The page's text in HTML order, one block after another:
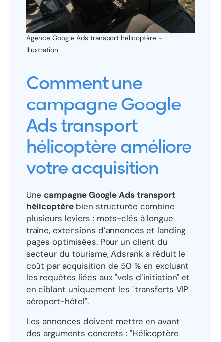
Agence Google Ads transport hélicoptère –
illustration
Comment une
campagne Google
Ads transport
hélicoptère améliore
votre acquisition
Une campagne Google Ads transport
hélicoptère bien structurée combine
plusieurs leviers : mots-clés à longue
traîne, extensions d’annonces et landing
pages optimisées. Pour un client du
secteur du tourisme, Adsrank a réduit le
coût par acquisition de 50 % en excluant
les requêtes liées aux "vols d’initiation" et
en ciblant uniquement les "transferts VIP
aéroport-hôtel".
Les annonces doivent mettre en avant
des arguments concrets : "Hélicoptère